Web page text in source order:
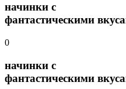
начинки с
фантастическими
0
начинки с
фантастическими